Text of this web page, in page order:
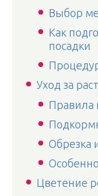
Выбор
Как
посадки
Уход за
Правила
Обрезка
Цветение